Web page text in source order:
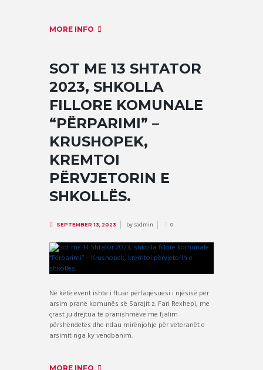
MORE INFO
SOT ME 13 SHTATOR
2023, SHKOLLA
FILLORE KOMUNALE
“PËRPARIMI” –
KRUSHOPEK,
KREMTOI
PËRVJETORIN E
SHKOLLËS.
SEPTEMBER 13, 2023 bysadmin 0
Në këtë event ishte i ftuar përfaqësuesi i njësisë për
arsim pranë komunës së Sarajit z. Fari Rexhepi, me
çrast ju drejtua të pranishmëve me fjalim
përshëndetës dhe ndau mirënjohje për veteranët e
arsimit nga ky vendbanim.
MORE INFO